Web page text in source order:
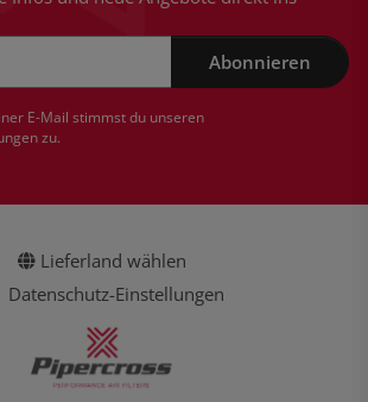
Abonnieren
E-Mail stimmst du unseren
zu.
Lieferland wählen
Datenschutz-Einstellungen